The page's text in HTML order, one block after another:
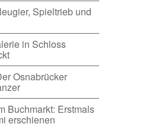
Spieltrieb und
in Schloss
Osnabrücker
Buchmarkt: Erstmals
erschienen